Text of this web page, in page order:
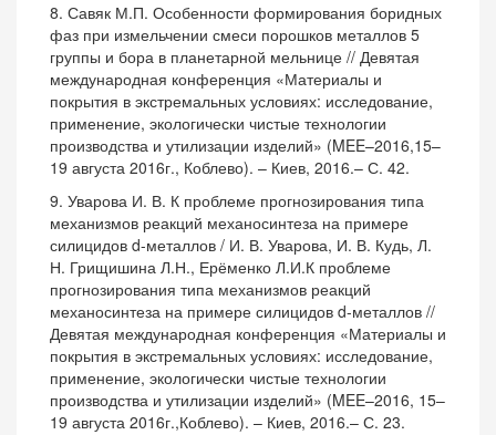
8. Савяк М.П. Особенности формирования боридных
фаз при измельчении смеси порошков металлов 5
группы и бора в планетарной мельнице // Девятая
международная конференция «Материалы и
покрытия в экстремальных условиях: исследование,
применение, экологически чистые технологии
производства и утилизации изделий» (MEE–2016,15–
19 августа 2016г., Коблево). – Киев, 2016.– С. 42.
9. Уварова И. В. К проблеме прогнозирования типа
механизмов реакций механосинтеза на примере
силицидов d-металлов / И. В. Уварова, И. В. Кудь, Л.
Н. Грищишина Л.Н., Ерёменко Л.И.К проблеме
прогнозирования типа механизмов реакций
механосинтеза на примере силицидов d-металлов //
Девятая международная конференция «Материалы и
покрытия в экстремальных условиях: исследование,
применение, экологически чистые технологии
производства и утилизации изделий» (MEE–2016, 15–
19 августа 2016г.,Коблево). – Киев, 2016.– С. 23.